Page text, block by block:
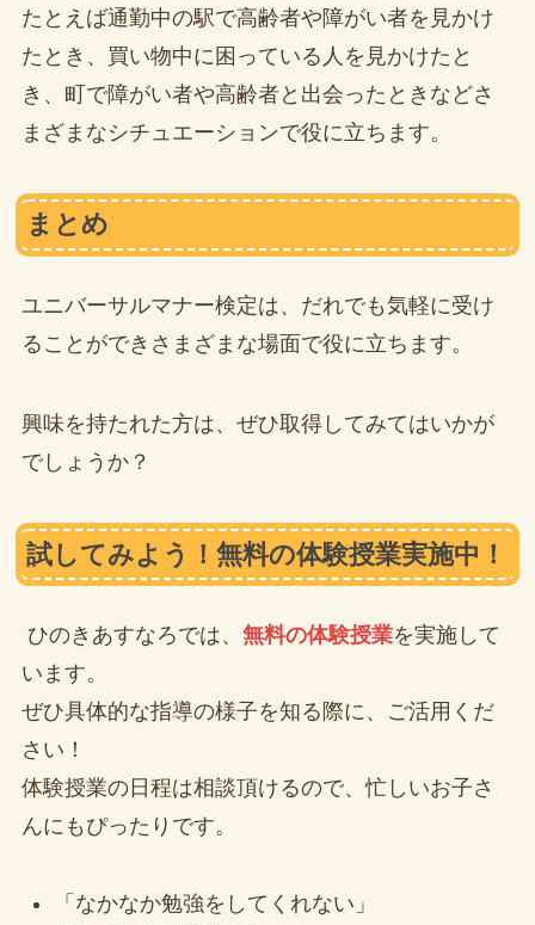
たとえば通勤中の駅で高齢者や障がい者を見かけ
たとき、買い物中に困っている人を見かけたと
き、町で障がい者や高齢者と出会ったときなどさ
まざまなシチュエーションで役に立ちます。
まとめ
ユニバーサルマナー検定は、だれでも気軽に受け
ることができさまざまな場面で役に立ちます。
興味を持たれた方は、ぜひ取得してみてはいかが
でしょうか？
試してみよう！無料の体験授業実施中！
ひのきあすなろでは、 無料の体験授業を実施して
います。
ぜひ具体的な指導の様子を知る際に、ご活用くだ
さい！
体験授業の日程は相談頂けるので、忙しいお子さ
んにもぴったりです。
「なかなか勉強をしてくれない」